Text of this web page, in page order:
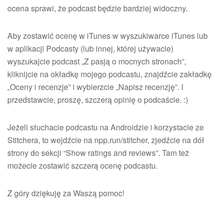
ocena sprawi, że podcast będzie bardziej widoczny.
Aby zostawić ocenę w iTunes w wyszukiwarce iTunes lub
w aplikacji Podcasty (lub innej, której używacie)
wyszukajcie podcast „Z pasją o mocnych stronach”,
kliknijcie na okładkę mojego podcastu, znajdźcie zakładkę
„Oceny i recenzje” i wybierzcie „Napisz recenzję”. I
przedstawcie, proszę, szczerą opinię o podcaście. :)
Jeżeli słuchacie podcastu na Androidzie i korzystacie ze
Stitchera, to wejdźcie na npp.run/stitcher, zjedźcie na dół
strony do sekcji “Show ratings and reviews”. Tam też
możecie zostawić szczerą ocenę podcastu.
Z góry dziękuję za Waszą pomoc!